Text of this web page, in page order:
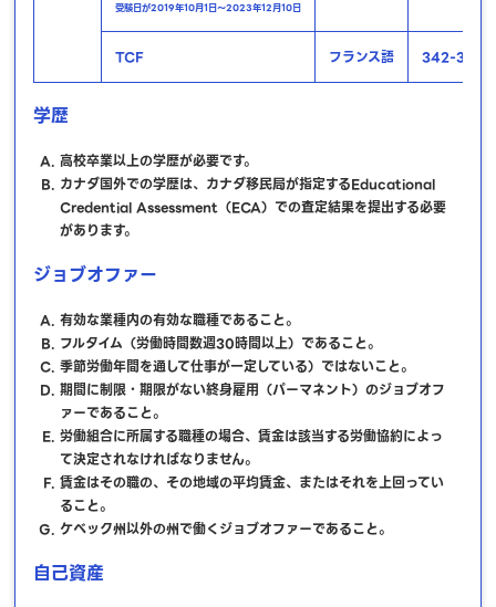
受験日が2019年10月1日～2023年12月10日
TCF フランス語 342-374
学歴
高校卒業以上の学歴が必要です。
カナダ国外での学歴は、カナダ移民局が指定するEducational
Credential Assessment（ECA）での査定結果を提出する必要
があります。
ジョブオファー
有効な業種内の有効な職種であること。
フルタイム（労働時間数週30時間以上）であること。
季節労働年間を通して仕事が一定している）ではないこと。
期間に制限・期限がない終身雇用（パーマネント）のジョブオフ
ァーであること。
労働組合に所属する職種の場合、賃金は該当する労働協約によっ
て決定されなければなりません。
賃金はその職の、その地域の平均賃金、またはそれを上回ってい
ること。
ケベック州以外の州で働くジョブオファーであること。
自己資産